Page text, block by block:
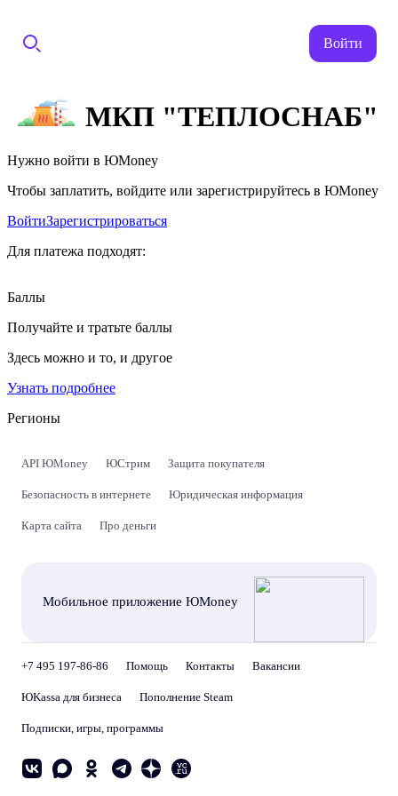
Войти
МКП "ТЕПЛОСНАБ"
Нужно войти в ЮMoney
Чтобы заплатить, войдите или зарегистрируйтесь в ЮMoney
ВойтиЗарегистрироваться
Для платежа подходят:
Баллы
Получайте и тратьте баллы
Здесь можно и то, и другое
Узнать подробнее
Регионы
API ЮMoney ЮСтрим Защита покупателя
Безопасность в интернете Юридическая информация
Карта сайта Про деньги
Мобильное приложение ЮMoney
+7 495 197-86-86 Помощь Контакты Вакансии
ЮKassa для бизнеса Пополнение Steam
Подписки, игры, программы